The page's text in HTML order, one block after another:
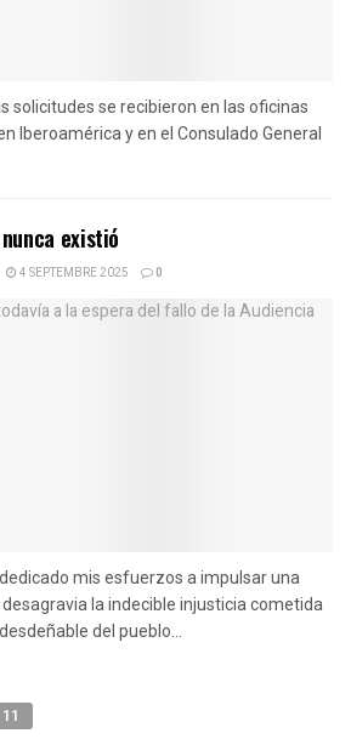
solicitudes se recibieron en las oficinas
Iberoamérica y en el Consulado General
existió
4 SEPTEMBRE 2025 0
mis esfuerzos a impulsar una
la indecible injusticia cometida
del pueblo...
11